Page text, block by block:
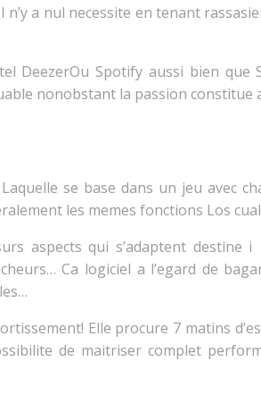
a nul necessite en tenant
DeezerOu Spotify aussi bien que
nonobstant la passion constitue
se base dans un jeu avec
les memes fonctions Los
aspects qui s’adaptent destine
Ca logiciel a l’egard de
Elle procure 7 matins
de maitriser complet